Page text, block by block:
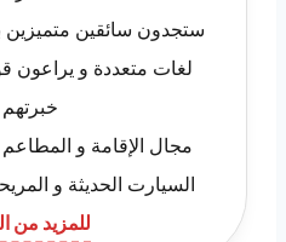
ستجدون سائقين متميزين
لغات متعددة و يراعون
مجال الإقامة و
السيارت الحديثة و
للمزيد من